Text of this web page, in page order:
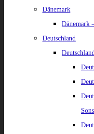
Dänemark
Dänemark
Deutschland